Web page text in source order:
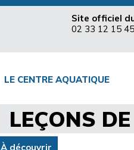
Site officiel
02 33 12 15 45
LE CENTRE AQUATIQUE
LEÇONS
À découvrir